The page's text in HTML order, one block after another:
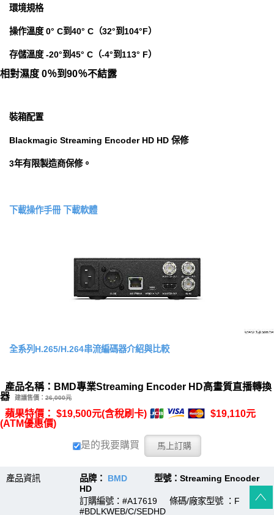
環境規格
操作溫度 0° C到40° C（32°到104°F）
存儲溫度 -20°到45° C（-4°到113° F）
相對濕度 0％到90％不結露
裝箱配置
Blackmagic Streaming Encoder HD HD 保修
3年有限製造商保修。
下載操作手冊 下載軟體
全系列H.265/H.264串流編碼器介紹與比較
產品名稱：BMD專業Streaming Encoder HD高畫質直播轉換
器
建議售價： 26,000元
蘋果特價： $19,500元(含稅刷卡)
$19,110元
(ATM優惠價)
是的我要購買
產品資訊 品牌： BMD 型號：Streaming Encoder
HD
訂購編號：#A17619 條碼/廠家型號 ：F
#BDLKWEB/C/SEDHD